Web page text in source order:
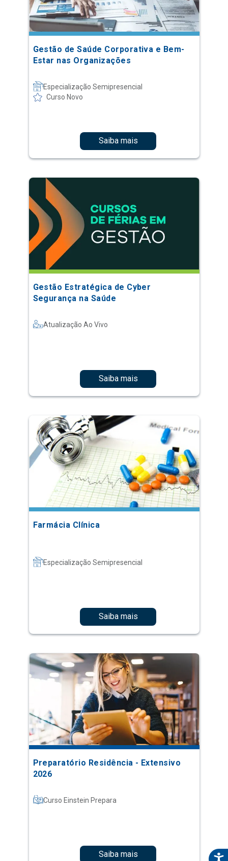
Gestão de Saúde Corporativa e Bem-
Estar nas Organizações
Especialização Semipresencial
Curso Novo
Saiba mais
Gestão Estratégica de Cyber
Segurança na Saúde
Atualização Ao Vivo
Saiba mais
Farmácia Clínica
Especialização Semipresencial
Saiba mais
Preparatório Residência - Extensivo
2026
Curso Einstein Prepara
Saiba mais